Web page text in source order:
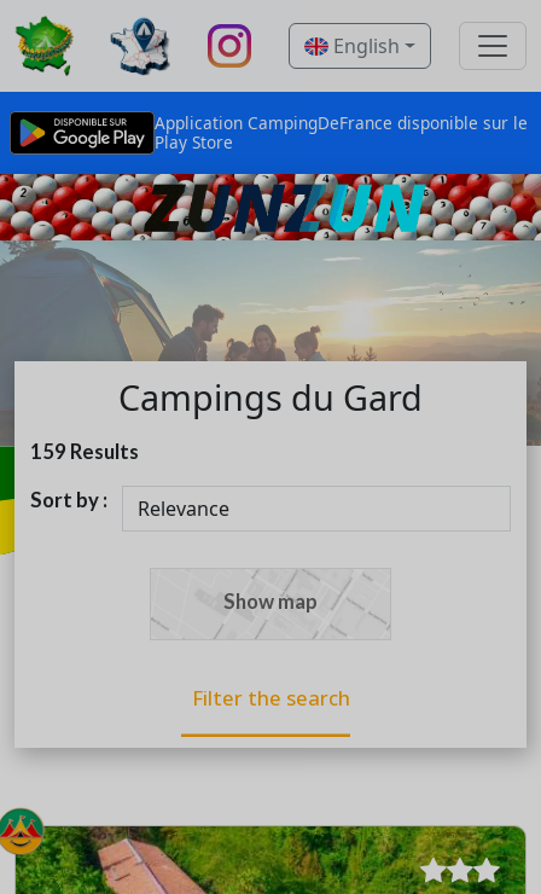
English
Application CampingDeFrance disponible sur le
Play Store
Campings du Gard
159 Results
Sort by :
Show map
Filter the search